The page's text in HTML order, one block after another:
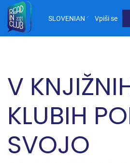
Skip
main
content
SLOVENIAN Vpiši se
V
KLUBIH
SVOJO